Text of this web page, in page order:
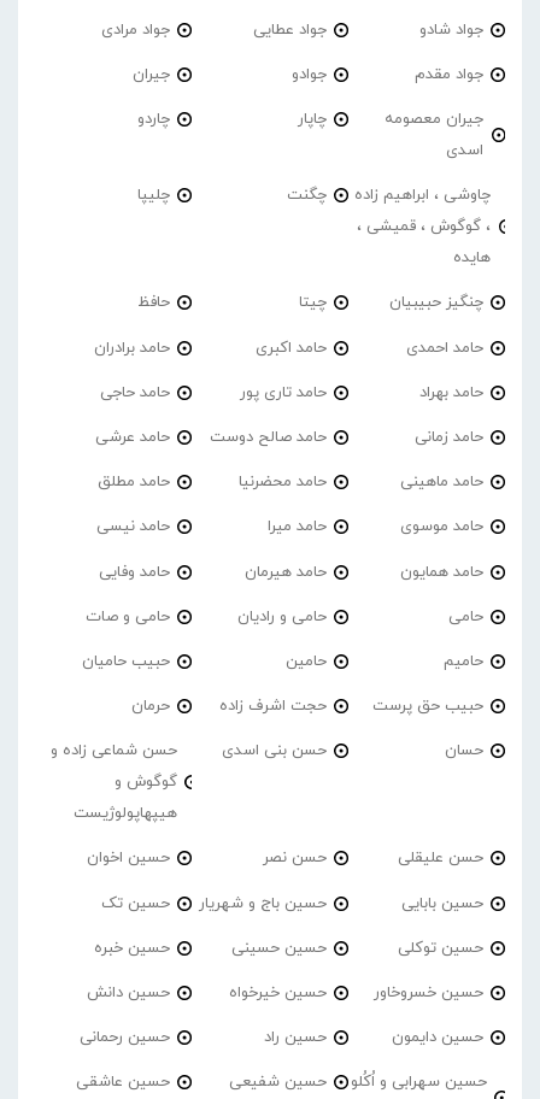
جواد شادو جواد عطایی جواد مرادی
جواد مقدم جوادو جیران
جیران معصومه
اسدی
چاپار چاردو
چاوشی ، ابراهیم زاده
، گوگوش ، قمیشی ،
هایده
چگنت چلیپا
چنگیز حبیبیان چیتا حافظ
حامد احمدی حامد اکبری حامد برادران
حامد بهراد حامد تاری پور حامد حاجی
حامد زمانی حامد صالح دوست حامد عرشی
حامد ماهینی حامد محضرنیا حامد مطلق
حامد موسوی حامد میرا حامد نیسی
حامد همایون حامد هیرمان حامد وفایی
حامی حامی و رادیان حامی و صات
حامیم حامین حبیب حامیان
حبیب حق پرست حجت اشرف زاده حرمان
حسان حسن بنی اسدی
حسن شماعی زاده و
گوگوش و
هیپهاپولوژیست
حسن علیقلی حسن نصر حسین اخوان
حسین بابایی حسین باج و شهریار حسین تک
حسین توکلی حسین حسینی حسین خبره
حسین خسروخاور حسین خیرخواه حسین دانش
حسین دایمون حسین راد حسین رحمانی
حسین سهرابی و اُکُلو
حسین شفیعی حسین عاشقی